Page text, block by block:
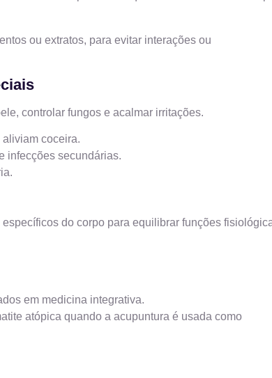
ou extratos, para evitar interações ou
controlar fungos e acalmar irritações.
coceira.
infecções secundárias.
do corpo para equilibrar funções
em medicina integrativa.
atópica quando a acupuntura é usada como